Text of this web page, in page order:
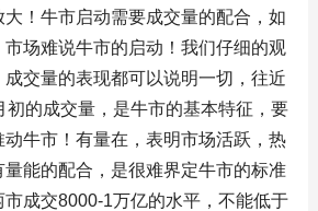
！牛市启动需要成交量的配合，如
场难说牛市的启动！我们仔细的观
交量的表现都可以说明一切，往近
初的成交量，是牛市的基本特征，要
牛市！有量在，表明市场活跃，热
能的配合，是很难界定牛市的标准
成交8000-1万亿的水平，不能低于